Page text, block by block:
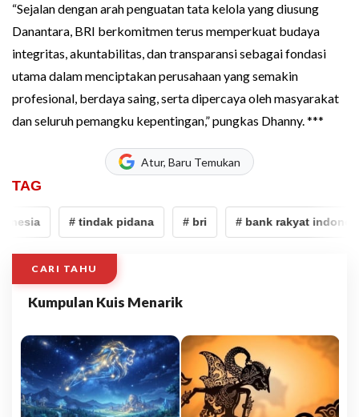
“Sejalan dengan arah penguatan tata kelola yang diusung
Danantara, BRI berkomitmen terus memperkuat budaya
integritas, akuntabilitas, dan transparansi sebagai fondasi
utama dalam menciptakan perusahaan yang semakin
profesional, berdaya saing, serta dipercaya oleh masyarakat
dan seluruh pemangku kepentingan,” pungkas Dhanny. ***
Atur, Baru Temukan
TAG
# tindak pidana # bri # bank rakyat indonesia
CARI TAHU
Kumpulan Kuis Menarik